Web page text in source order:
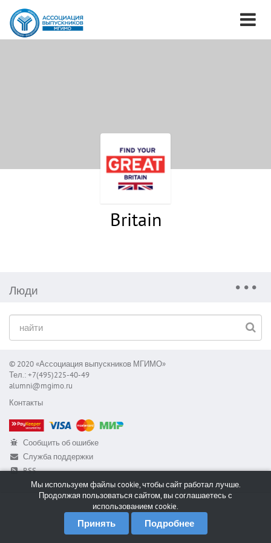
Britain
Люди
© 2020 «Ассоциация выпускников МГИМО»
Тел.: +7(495)225-40-49
alumni@mgimo.ru
Контакты
Сообщить об ошибке
Служба поддержки
RSS
Мы используем файлы cookie, чтобы сайт работал лучше.
Продолжая пользоваться сайтом, вы соглашаетесь с
использованием cookie.
Принять Подробнее